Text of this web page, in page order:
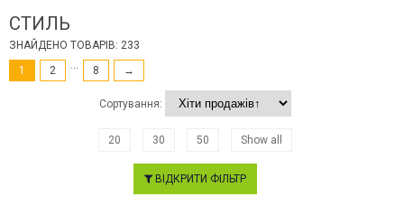
СТИЛЬ
ЗНАЙДЕНО ТОВАРІВ: 233
1
2 ... 8 →
Сортування:
20 30 50 Show all
ВІДКРИТИ ФІЛЬТР